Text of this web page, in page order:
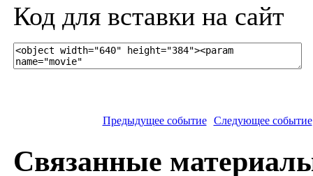
Код для вставки на сайт
Предыдущее событие Следующее событие
Связанные